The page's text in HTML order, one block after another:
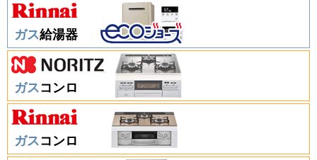
ガス給湯器
ガスコンロ
ガスコンロ